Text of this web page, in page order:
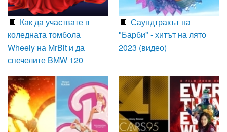
Как да участвате в
коледната томбола
Wheely на MrBit и да
спечелите BMW 120
Саундтракът на
"Барби" - хитът на лято
2023 (видео)